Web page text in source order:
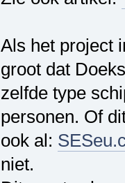
Als het project
groot dat
zelfde type
personen. Of
ook al:
niet.